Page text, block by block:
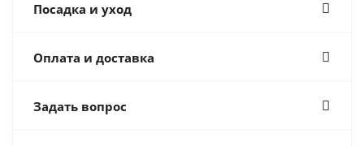
Посадка и уход
Оплата и доставка
Задать вопрос